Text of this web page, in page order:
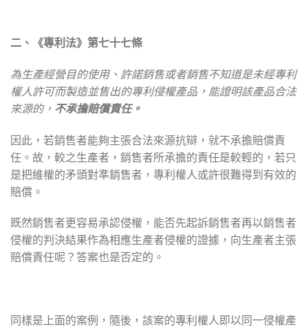
二、《專利法》第七十七條
為生產經營目的使用、許諾銷售或者銷售不知道是未經專利
權人許可而製造並售出的專利侵權產品，能證明該產品合法
來源的， 不承擔賠償責任。
因此，若銷售者能夠主張合法來源抗辯，就不承擔賠償責
任。故，較之生產者，銷售者所承擔的責任是較輕的，若只
是把維權的矛頭對準銷售者，專利權人或許很難得到有效的
賠償。
既然銷售者更容易承認侵權，能否先起訴銷售者再以銷售者
侵權的判決結果作為相應生產者侵權的證據，向生產者主張
賠償責任呢？答案也是否定的。
同樣是上面的案例，隨後，該案的專利權人即以同一侵權產